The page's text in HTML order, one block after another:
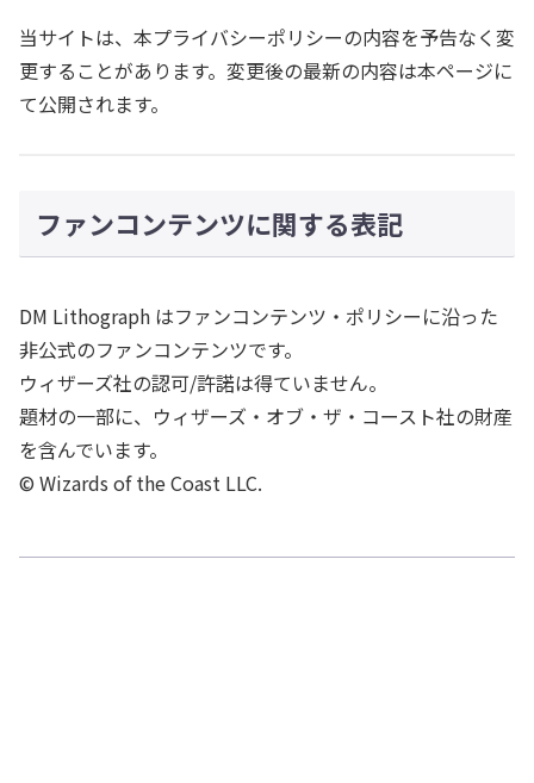
当サイトは、本プライバシーポリシーの内容を予告なく変
更することがあります。変更後の最新の内容は本ページに
て公開されます。
ファンコンテンツに関する表記
DM Lithograph はファンコンテンツ・ポリシーに沿った
非公式のファンコンテンツです。
ウィザーズ社の認可/許諾は得ていません。
題材の一部に、ウィザーズ・オブ・ザ・コースト社の財産
を含んでいます。
© Wizards of the Coast LLC.